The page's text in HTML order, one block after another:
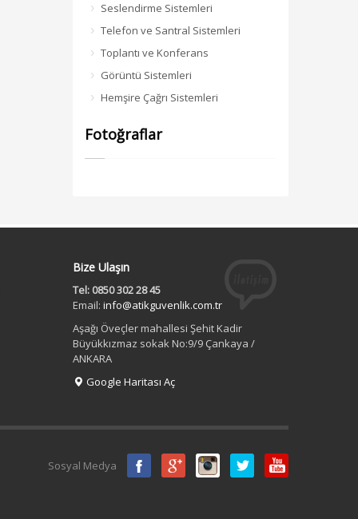
Seslendirme Sistemleri
Telefon ve Santral Sistemleri
Toplantı ve Konferans
Görüntü Sistemleri
Hemşire Çağrı Sistemleri
Fotoğraflar
Bize Ulaşın
Tel: 0850 302 28 45
Email: info@atikguvenlik.com.tr
Aşağı Öveçler mahallesi Şehit Kadir
Büyükkızmaz sokak No:9/9 Çankaya /
ANKARA
Google Haritası Aç
Sosyal Medya